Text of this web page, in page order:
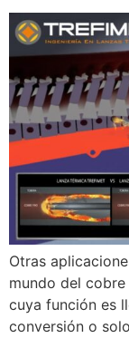
Otras
mundo del
cuya función es
conversión o